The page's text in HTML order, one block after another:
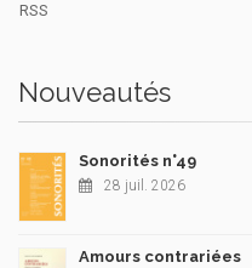
RSS
Nouveautés
Sonorités n°49
28 juil. 2026
Amours contrariées